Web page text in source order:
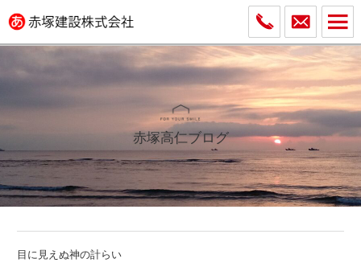
赤塚高仁ブログ
目に見えぬ神の計らい